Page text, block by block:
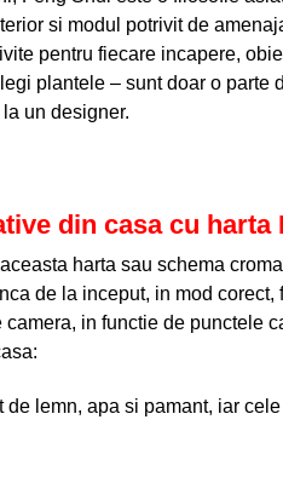
si modul potrivit de
pentru fiecare incapere,
plantele – sunt doar o parte
un designer.
din casa cu harta
harta sau schema
de la inceput, in mod
in functie de punctele
lemn, apa si pamant, iar